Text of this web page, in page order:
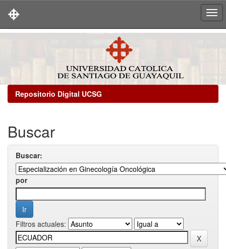
Repositorio Digital UCSG
Buscar
Buscar:
por
Filtros actuales: